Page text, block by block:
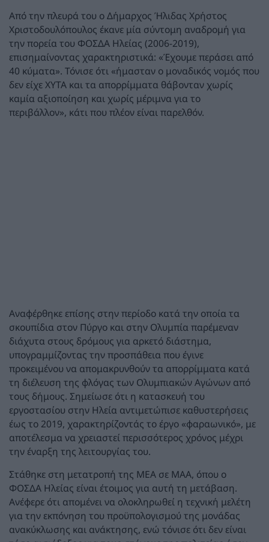
Από την πλευρά του ο Δήμαρχος Ήλιδας Χρήστος
Χριστοδουλόπουλος έκανε μία σύντομη αναδρομή για
την πορεία του ΦΟΣΔΑ Ηλείας (2006-2019),
επισημαίνοντας χαρακτηριστικά: «Έχουμε περάσει από
40 κύματα». Τόνισε ότι «ήμασταν ο μοναδικός νομός που
δεν είχε ΧΥΤΑ και τα απορρίμματα θάβονταν χωρίς
καμία αξιοποίηση και χωρίς μέριμνα για το
περιβάλλον», κάτι που πλέον είναι παρελθόν.
Αναφέρθηκε επίσης στην περίοδο κατά την οποία τα
σκουπίδια στον Πύργο και στην Ολυμπία παρέμεναν
διάχυτα στους δρόμους για αρκετό διάστημα,
υπογραμμίζοντας την προσπάθεια που έγινε
προκειμένου να απομακρυνθούν τα απορρίμματα κατά
τη διέλευση της φλόγας των Ολυμπιακών Αγώνων από
τους δήμους. Σημείωσε ότι η κατασκευή του
εργοστασίου στην Ηλεία αντιμετώπισε καθυστερήσεις
έως το 2019, χαρακτηρίζοντάς το έργο «φαραωνικό», με
αποτέλεσμα να χρειαστεί περισσότερος χρόνος μέχρι
την έναρξη της λειτουργίας του.
Στάθηκε στη μετατροπή της ΜΕΑ σε ΜΑΑ, όπου ο
ΦΟΣΔΑ Ηλείας είναι έτοιμος για αυτή τη μετάβαση.
Ανέφερε ότι απομένει να ολοκληρωθεί η τεχνική μελέτη
για την εκπόνηση του προϋπολογισμού της μονάδας
ανακύκλωσης και ανάκτησης, ενώ τόνισε ότι δεν είναι